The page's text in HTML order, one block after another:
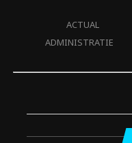
ACTUAL
ADMINISTRATIE